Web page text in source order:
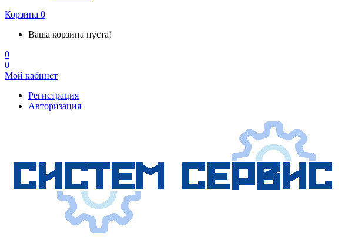
Корзина 0
Ваша корзина пуста!
0
0
Мой кабинет
Регистрация
Авторизация